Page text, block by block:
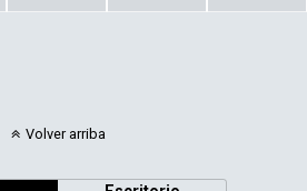
Volver arriba